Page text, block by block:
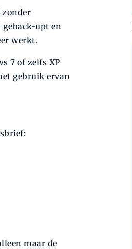
zonder
geback-upt en
werkt.
7 of zelfs XP
gebruik ervan
maar de